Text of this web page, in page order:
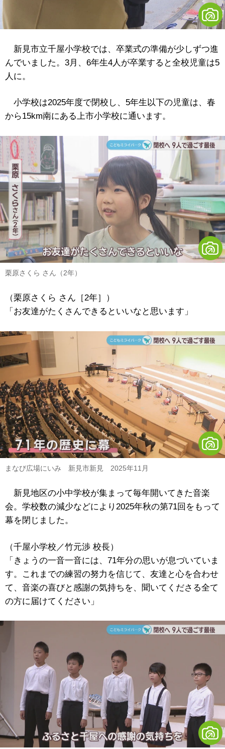
新見市立千屋小学校では、卒業式の準備が少しずつ進
んでいました。3月、6年生4人が卒業すると全校児童は5
人に。
小学校は2025年度で閉校し、5年生以下の児童は、春
から15km南にある上市小学校に通います。
栗原さくら さん（2年）
（栗原さくら さん［2年］）
「お友達がたくさんできるといいなと思います」
まなび広場にいみ 新見市新見 2025年11月
新見地区の小中学校が集まって毎年開いてきた音楽
会。学校数の減少などにより2025年秋の第71回をもって
幕を閉じました。
（千屋小学校／竹元渉 校長）
「きょうの一音一音には、71年分の思いが息づいていま
す。これまでの練習の努力を信じて、友達と心を合わせ
て、音楽の喜びと感謝の気持ちを、聞いてくださる全て
の方に届けてください」